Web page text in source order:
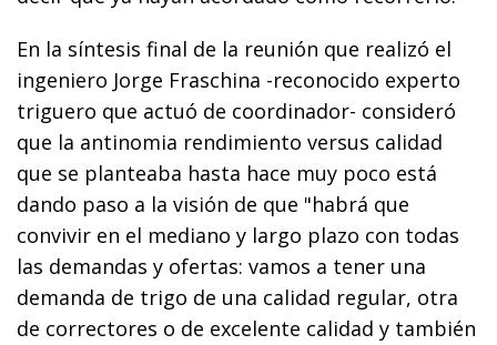
En la síntesis final de la reunión que realizó el
ingeniero Jorge Fraschina -reconocido experto
triguero que actuó de coordinador- consideró
que la antinomia rendimiento versus calidad
que se planteaba hasta hace muy poco está
dando paso a la visión de que "habrá que
convivir en el mediano y largo plazo con todas
las demandas y ofertas: vamos a tener una
demanda de trigo de una calidad regular, otra
de correctores o de excelente calidad y también